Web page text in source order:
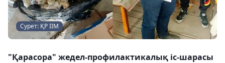
Сурет: ҚР ІІМ
"Қарасора" жедел-профилактикалық іс-шарасы